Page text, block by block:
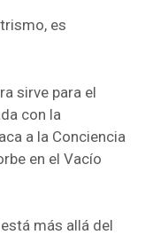
es
sirve para el
con la
a la Conciencia
en el Vacío
más allá del